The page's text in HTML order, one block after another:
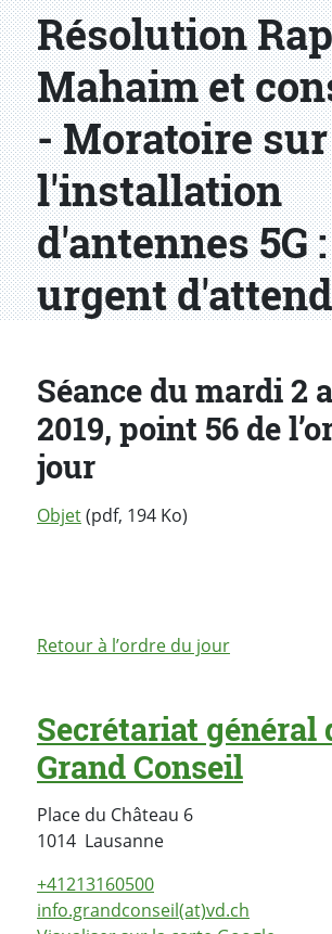
Résolution
Mahaim et
- Moratoire sur
l'installation
d'antennes 5G
urgent
Séance du mardi 2
2019, point 56 de
jour
Objet(pdf, 194 Ko)
Retour à l’ordre du jour
Secrétariat général
Grand Conseil
Place du Château 6
1014 LausanneSuisse
+41213160500
info.grandconseil(at)vd.ch